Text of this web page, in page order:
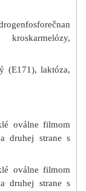
(E171), laktóza,
oválne filmom
druhej strane s
oválne filmom
druhej strane s